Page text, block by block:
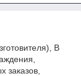
В
заказов,